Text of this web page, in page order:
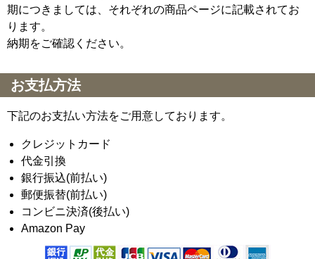
期につきましては、それぞれの商品ページに記載されてお
ります。
納期をご確認ください。
お支払方法
下記のお支払い方法をご用意しております。
クレジットカード
代金引換
銀行振込(前払い)
郵便振替(前払い)
コンビニ決済(後払い)
Amazon Pay